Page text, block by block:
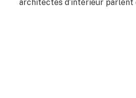
architectes d’intérieur parlent